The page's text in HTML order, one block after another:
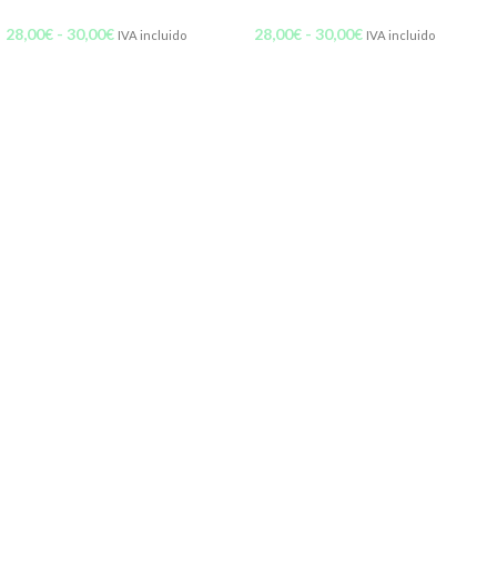
28,00€ - 30,00€ IVA incluido 28,00€ - 30,00€ IVA incluido